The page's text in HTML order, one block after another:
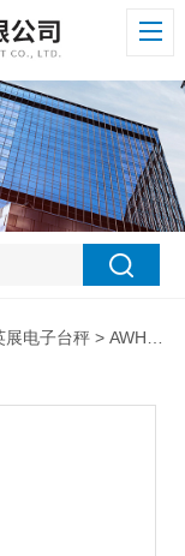
展电子台秤 > AWH铝压铸台称AWH-TC-DSB921铝压铸台称-150KG 上海英展电子称